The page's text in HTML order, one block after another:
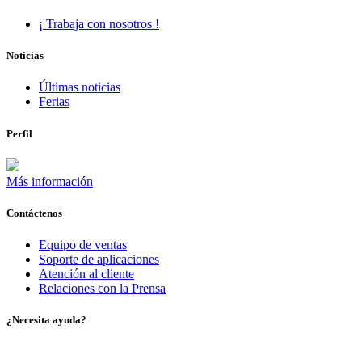
¡ Trabaja con nosotros !
Noticias
Últimas noticias
Ferias
Perfil
Más información
Contáctenos
Equipo de ventas
Soporte de aplicaciones
Atención al cliente
Relaciones con la Prensa
¿Necesita ayuda?